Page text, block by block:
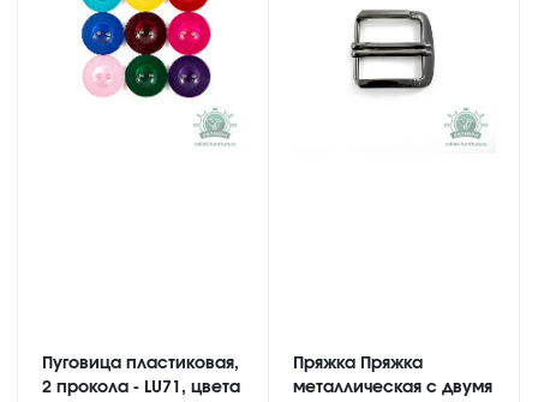
Пуговица пластиковая,
2 прокола - LU71, цвета
Пряжка Пряжка
металлическая с двумя